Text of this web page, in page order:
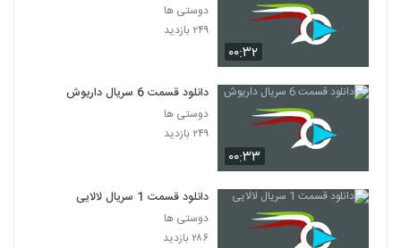
۰۰:۳۲
دوستی ها
۲۴۹ بازدید
۰۰:۳۳
دانلود قسمت 6 سریال داریوش
دوستی ها
۲۴۹ بازدید
دانلود قسمت 1 سریال لالایی
دوستی ها
۲۸۶ بازدید